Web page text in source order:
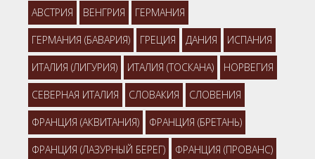
АВСТРИЯ ВЕНГРИЯ ГЕРМАНИЯ
ГЕРМАНИЯ (БАВАРИЯ) ГРЕЦИЯ ДАНИЯ ИСПАНИЯ
ИТАЛИЯ (ЛИГУРИЯ) ИТАЛИЯ (ТОСКАНА) НОРВЕГИЯ
СЕВЕРНАЯ ИТАЛИЯ СЛОВАКИЯ СЛОВЕНИЯ
ФРАНЦИЯ (АКВИТАНИЯ) ФРАНЦИЯ (БРЕТАНЬ)
ФРАНЦИЯ (ЛАЗУРНЫЙ БЕРЕГ) ФРАНЦИЯ (ПРОВАНС)